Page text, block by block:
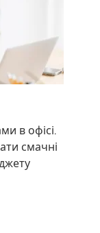
в офісі.
смачні